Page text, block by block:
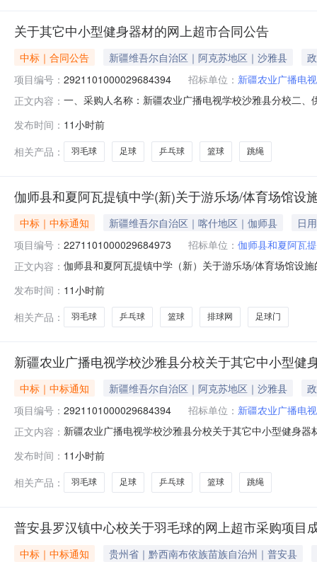
关于其它中小型健身器材的网上超市合同公告
中标｜合同公告 新疆维吾尔自治区｜阿克苏地区｜沙雅县
项目编号： 2921101000029684394 招标单位： 新疆农业广播电
正文内容： 一、采购人名称：新疆农业广播电视学校沙雅县分校二
鱼/DOUBLEFISH乒乓球桌台1.00115011502安格耐特
发布时间： 11小时前
相关产品：
羽毛球 足球 乒乓球 篮球 跳绳
伽师县和夏阿瓦提镇中学(新)关于游乐场/体育场馆设
中标｜中标通知 新疆维吾尔自治区｜喀什地区｜伽师县
日
项目编号： 2271101000029684973 招标单位： 伽师县和夏阿瓦
正文内容： 伽师县和夏阿瓦提镇中学（新）关于游乐场/体育场馆设
划文号:采购计划金额（元）:项目所在行政区划编码
发布时间： 11小时前
相关产品：
羽毛球 乒乓球 篮球 排球网 足球门
新疆农业广播电视学校沙雅县分校关于其它中小型健
中标｜中标通知 新疆维吾尔自治区｜阿克苏地区｜沙雅县
项目编号： 2921101000029684394 招标单位： 新疆农业广播电
正文内容： 新疆农业广播电视学校沙雅县分校关于其它中小型健身
话:18196393686采购计划文号:采购计划金额（元）:项
发布时间： 11小时前
相关产品：
羽毛球 足球 乒乓球 篮球 跳绳
普安县罗汉镇中心校关于羽毛球的网上超市采购项目
中标｜中标通知
贵州省｜黔西南布依族苗族自治州｜普安县